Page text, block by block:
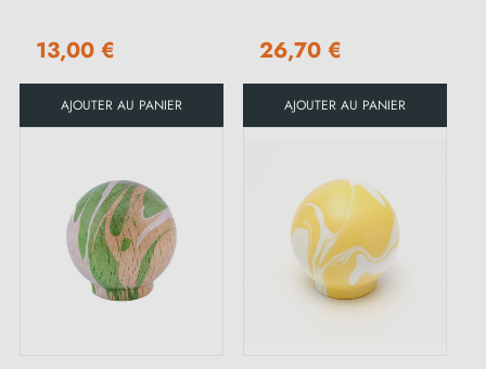
13,00 €
AJOUTER AU PANIER
26,70 €
AJOUTER AU PANIER